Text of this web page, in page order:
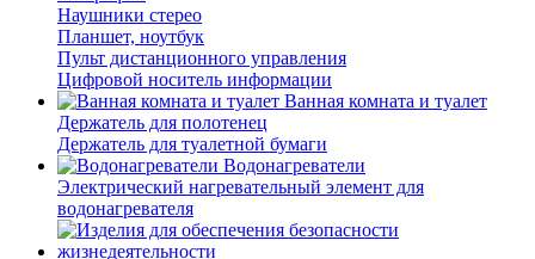
Наушники стерео
Планшет, ноутбук
Пульт дистанционного управления
Цифровой носитель информации
Ванная комната и туалет
Держатель для полотенец
Держатель для туалетной бумаги
Водонагреватели
Электрический нагревательный элемент для
водонагревателя